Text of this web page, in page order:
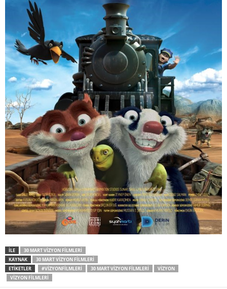
İLE
30 MART VIZYON FILMLERI
KAYNAK
30 MART VIZYON FILMLERI
ETİKETLER
#VIZYONFILMLERI 30 MART VIZYON FILMLERI
VIZYON
VIZYON FILMLERI